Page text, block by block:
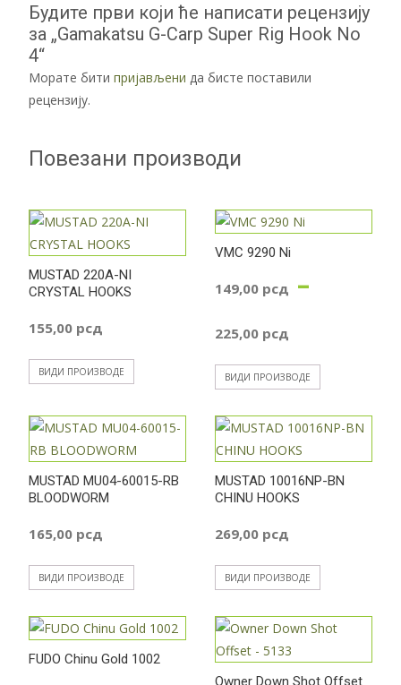
Будите први који ће написати рецензију
за „Gamakatsu G-Carp Super Rig Hook No
4“
Морате бити пријављени да бисте поставили
рецензију.
Повезани производи
MUSTAD 220A-NI
CRYSTAL HOOKS
155,00 рсд
ВИДИ ПРОИЗВОДЕ
VMC 9290 Ni
149,00 рсд –
225,00 рсд
цена:
од
149,00
до
ВИДИ ПРОИЗВОДЕ
MUSTAD MU04-60015-RB
BLOODWORM
165,00 рсд
ВИДИ ПРОИЗВОДЕ
MUSTAD 10016NP-BN
CHINU HOOKS
269,00 рсд
ВИДИ ПРОИЗВОДЕ
FUDO Chinu Gold 1002
Owner Down Shot Offset